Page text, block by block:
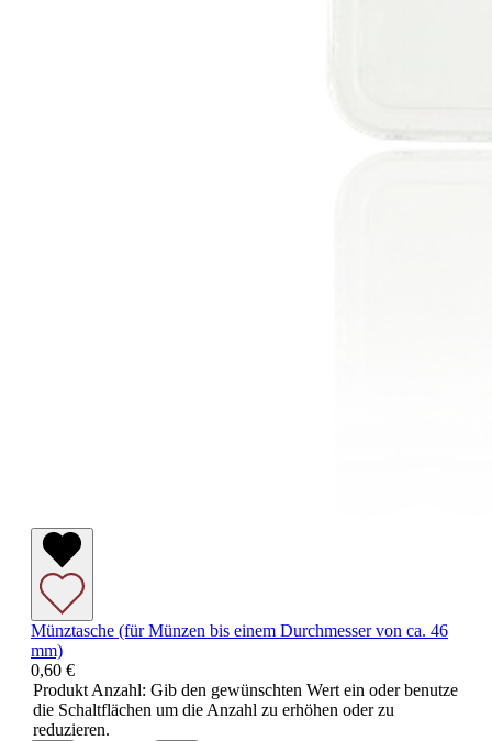
Münztasche (für Münzen bis einem Durchmesser von ca. 46
mm)
0,60 €
Produkt Anzahl: Gib den gewünschten Wert ein oder benutze
die Schaltflächen um die Anzahl zu erhöhen oder zu
reduzieren.